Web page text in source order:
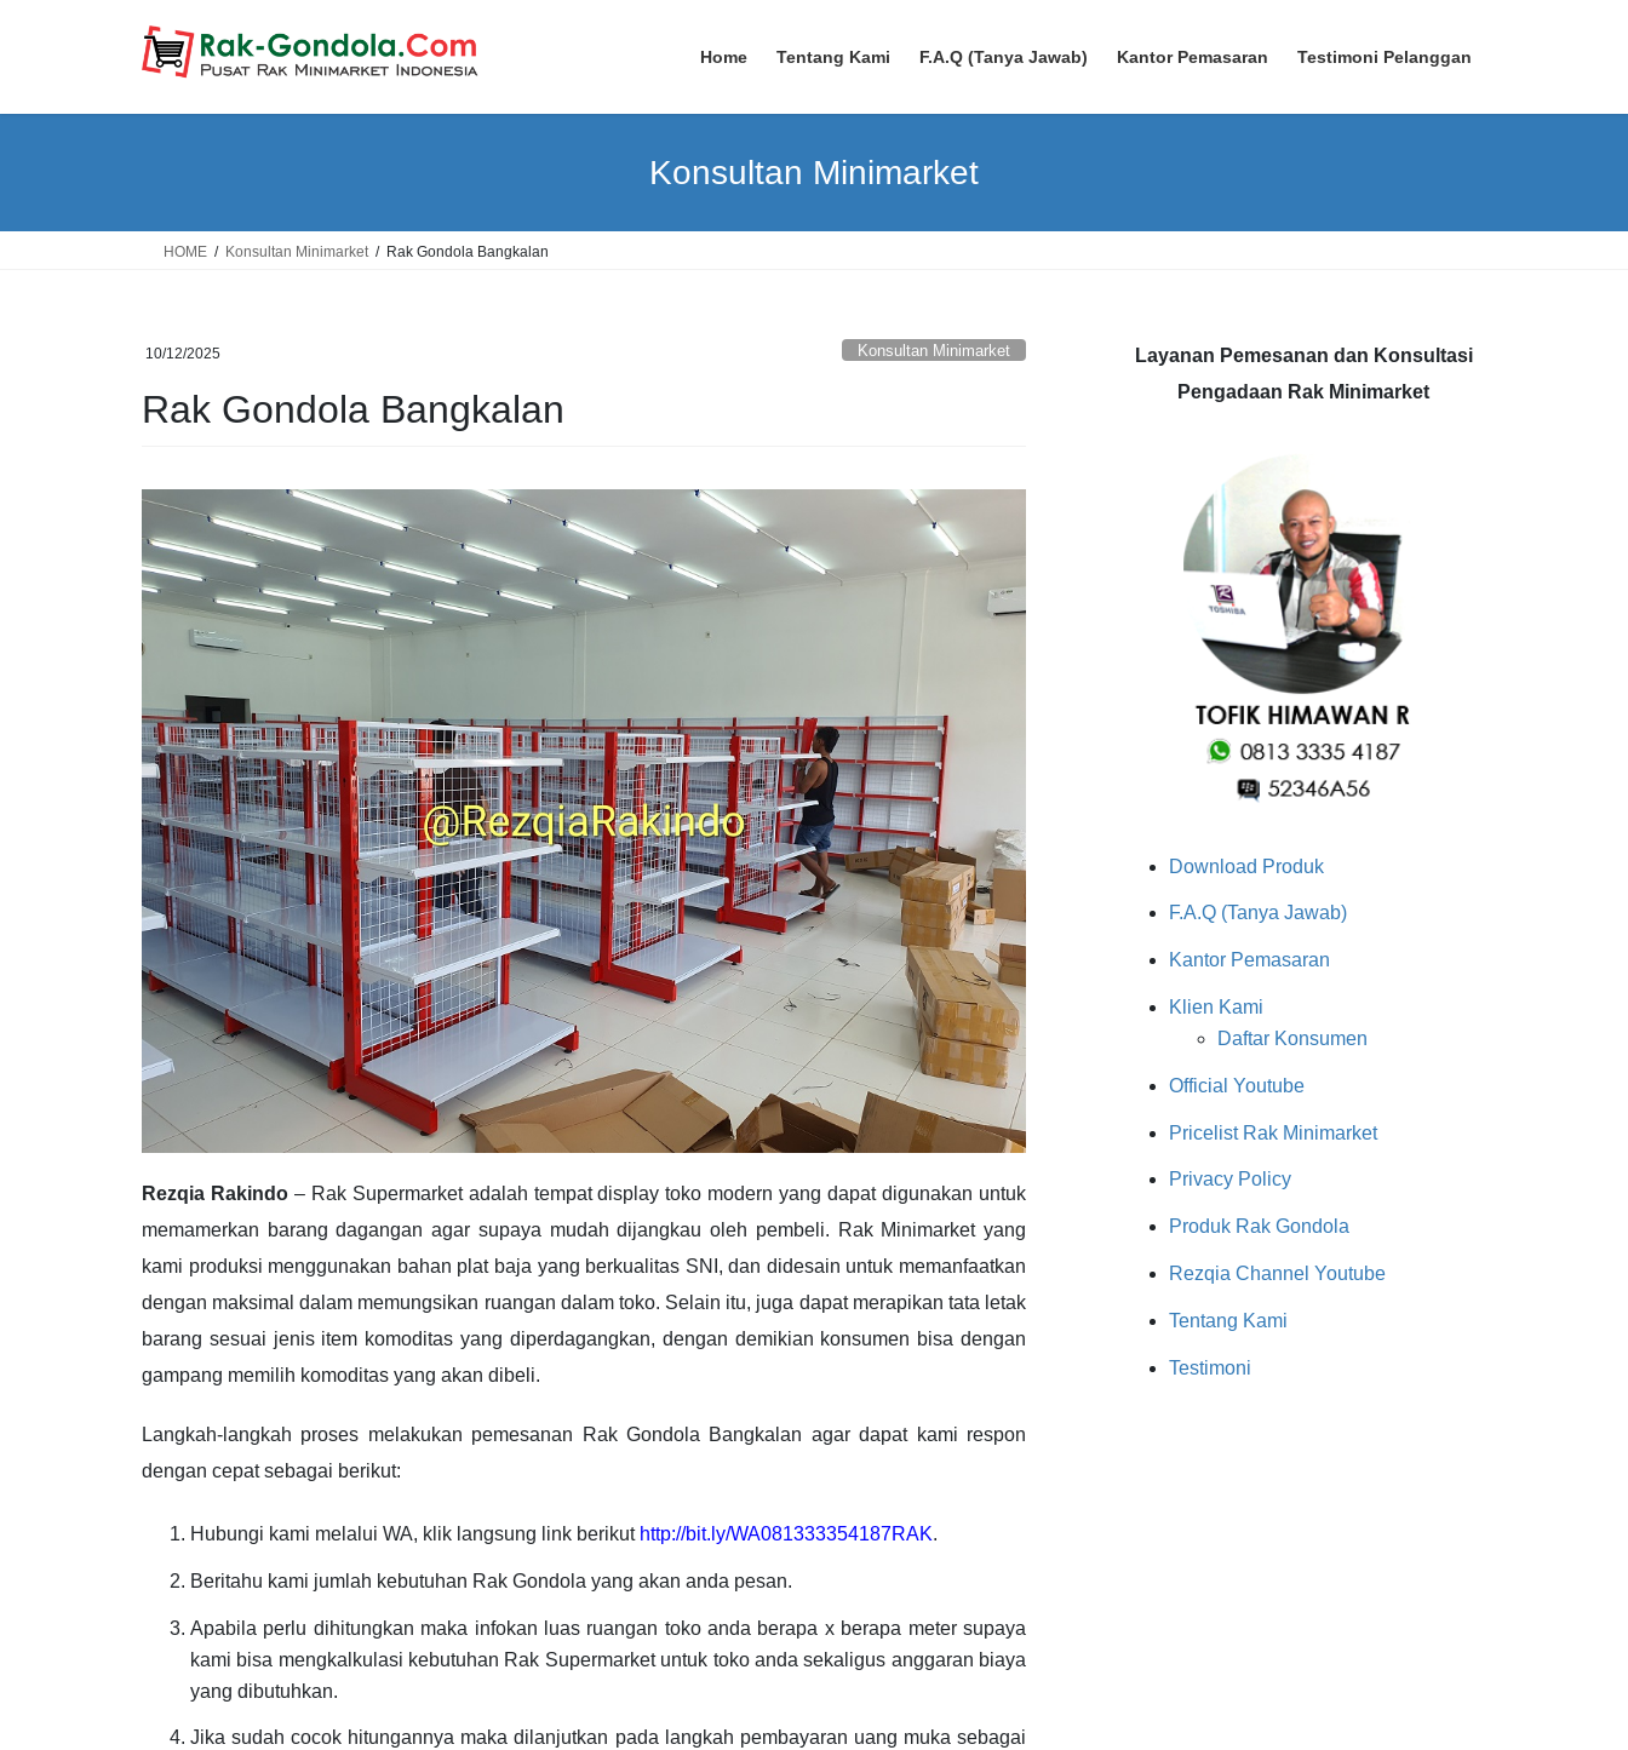
Home Tentang Kami F.A.Q (Tanya Jawab) Kantor Pemasaran Testimoni Pelanggan
Konsultan Minimarket
HOME Konsultan Minimarket Rak Gondola Bangkalan
10/12/2025 Konsultan Minimarket
Rak Gondola Bangkalan
Rezqia Rakindo– Rak Supermarket adalah tempat display toko modern yang dapat digunakan untuk
memamerkan barang dagangan agar supaya mudah dijangkau oleh pembeli. Rak Minimarket yang
kami produksi menggunakan bahan plat baja yang berkualitas SNI, dan didesain untuk memanfaatkan
dengan maksimal dalam memungsikan ruangan dalam toko. Selain itu, juga dapat merapikan tata letak
barang sesuai jenis item komoditas yang diperdagangkan, dengan demikian konsumen bisa dengan
gampang memilih komoditas yang akan dibeli.
Langkah-langkah proses melakukan pemesanan Rak Gondola Bangkalan agar dapat kami respon
dengan cepat sebagai berikut:
Hubungi kami melalui WA, klik langsung link berikut http://bit.ly/WA081333354187RAK.
Beritahu kami jumlah kebutuhan Rak Gondola yang akan anda pesan.
Apabila perlu dihitungkan maka infokan luas ruangan toko anda berapa x berapa meter supaya
kami bisa mengkalkulasi kebutuhan Rak Supermarket untuk toko anda sekaligus anggaran biaya
yang dibutuhkan.
Jika sudah cocok hitungannya maka dilanjutkan pada langkah pembayaran uang muka sebagai
Layanan Pemesanan dan Konsultasi
Pengadaan Rak Minimarket
Download Produk
F.A.Q (Tanya Jawab)
Kantor Pemasaran
Klien Kami
Daftar Konsumen
Official Youtube
Pricelist Rak Minimarket
Privacy Policy
Produk Rak Gondola
Rezqia Channel Youtube
Tentang Kami
Testimoni